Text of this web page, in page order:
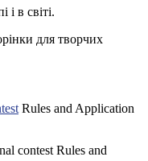
і в світі.
для творчих
Rules and Application
contest Rules and